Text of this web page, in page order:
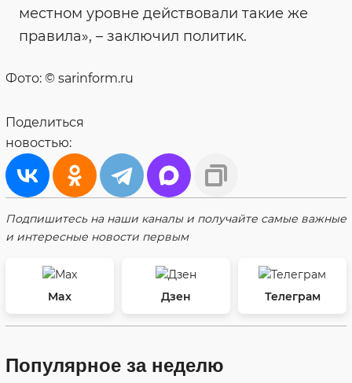
местном уровне действовали такие же
правила», – заключил политик.
Фото: © sarinform.ru
Поделиться
новостью:
Подпишитесь на наши каналы и получайте самые важные
и интересные новости первым
Max Дзен Телеграм
Популярное за неделю